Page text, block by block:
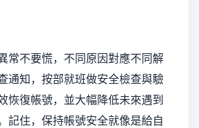
常不要慌，不同原因對應不同解
通知，按部就班做安全檢查與驗
恢復帳號，並大幅降低未來遇到
記住，保持帳號安全就像是給自